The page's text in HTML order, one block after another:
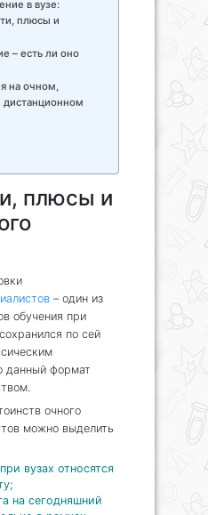
в вузе:
плюсы и
– есть ли оно
на очном,
плюсы и
– один из
обучения при
по сей
данный формат
очного
можно выделить
вузах относятся
на сегодняшний